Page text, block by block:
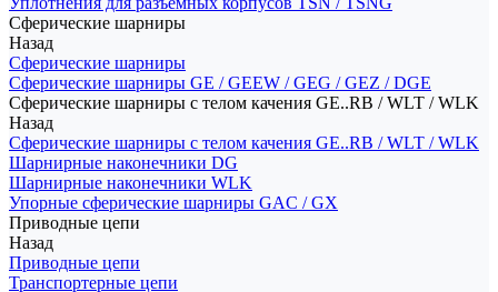
Сферические шарниры
Назад
Сферические шарниры
Сферические шарниры GE / GEEW / GEG / GEZ / DGE
Сферические шарниры с телом качения GE..RB / WLT / WLK
Назад
Сферические шарниры с телом качения GE..RB / WLT / WLK
Шарнирные наконечники DG
Шарнирные наконечники WLK
Упорные сферические шарниры GAC / GX
Приводные цепи
Назад
Приводные цепи
Транспортерные цепи